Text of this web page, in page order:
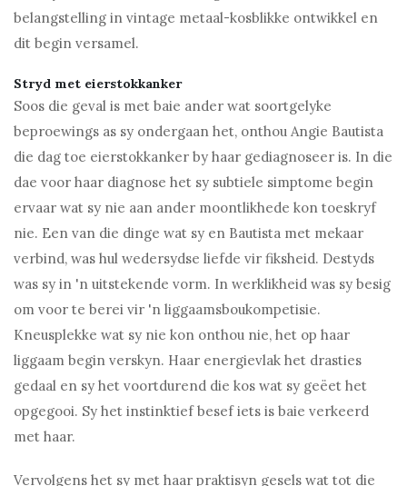
belangstelling in vintage metaal-kosblikke ontwikkel en
dit begin versamel.
Stryd met eierstokkanker
Soos die geval is met baie ander wat soortgelyke
beproewings as sy ondergaan het, onthou Angie Bautista
die dag toe eierstokkanker by haar gediagnoseer is. In die
dae voor haar diagnose het sy subtiele simptome begin
ervaar wat sy nie aan ander moontlikhede kon toeskryf
nie. Een van die dinge wat sy en Bautista met mekaar
verbind, was hul wedersydse liefde vir fiksheid. Destyds
was sy in 'n uitstekende vorm. In werklikheid was sy besig
om voor te berei vir 'n liggaamsboukompetisie.
Kneusplekke wat sy nie kon onthou nie, het op haar
liggaam begin verskyn. Haar energievlak het drasties
gedaal en sy het voortdurend die kos wat sy geëet het
opgegooi. Sy het instinktief besef iets is baie verkeerd
met haar.
Vervolgens het sy met haar praktisyn gesels wat tot die